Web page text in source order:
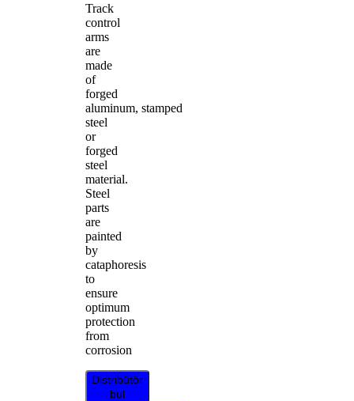
Track
control
arms
are
made
of
forged
aluminum, stamped
steel
or
forged
steel
material.
Steel
parts
are
painted
by
cataphoresis
to
ensure
optimum
protection
from
corrosion
Distribütör
bul